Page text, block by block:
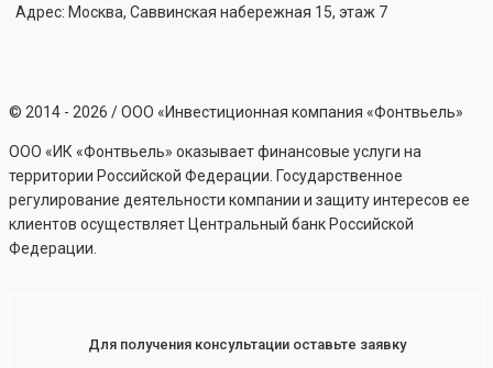
Адрес: Москва, Саввинская набережная 15, этаж 7
© 2014 - 2026 / ООО «Инвестиционная компания «Фонтвьель»
ООО «ИК «Фонтвьель» оказывает финансовые услуги на
территории Российской Федерации. Государственное
регулирование деятельности компании и защиту интересов ее
клиентов осуществляет Центральный банк Российской
Федерации.
Для получения консультации оставьте заявку